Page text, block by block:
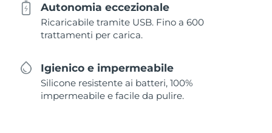
Autonomia eccezionale
Ricaricabile tramite USB. Fino a 600
trattamenti per carica.
Igienico e impermeabile
Silicone resistente ai batteri, 100%
impermeabile e facile da pulire.